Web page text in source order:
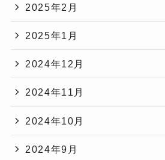
2025年2月
2025年1月
2024年12月
2024年11月
2024年10月
2024年9月